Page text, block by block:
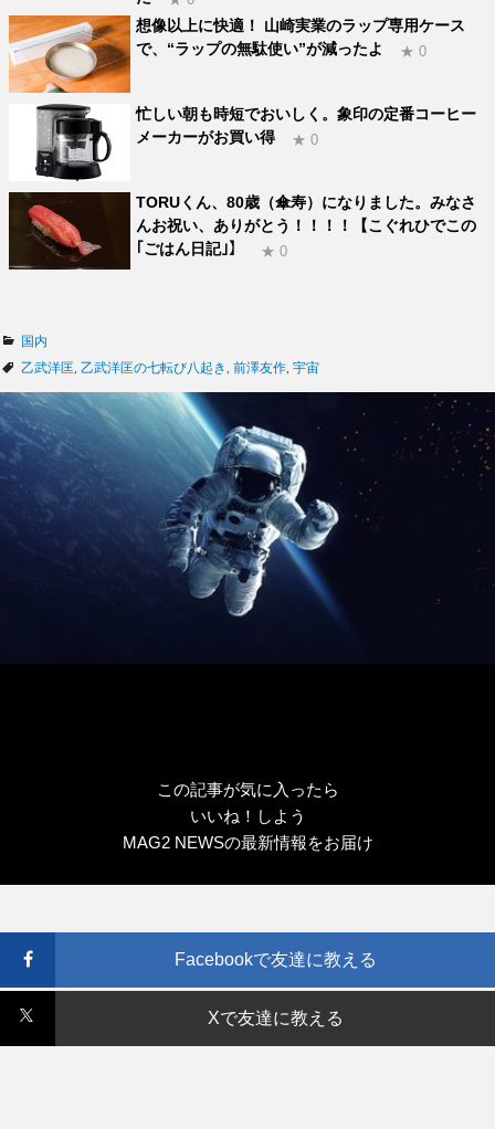
想像以上に快適！ 山崎実業のラップ専用ケース
で、“ラップの無駄使い”が減ったよ
★ 0
忙しい朝も時短でおいしく。象印の定番コーヒー
メーカーがお買い得
★ 0
TORUくん、80歳（傘寿）になりました。みなさ
んお祝い、ありがとう！！！！【こぐれひでこの
｢ごはん日記｣】
★ 0
カ
テ
リ
ー
国内
タ
乙武洋匡 乙武洋匡の七転び八起き 前澤友作 宇宙
この記事が気に入ったら
いいね！しよう
MAG2 NEWSの最新情報をお届け
Facebookで友達に教える
Xで友達に教える